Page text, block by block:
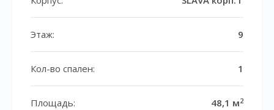
Этаж: 9
Кол-во спален: 1
Площадь: 48,1 м2